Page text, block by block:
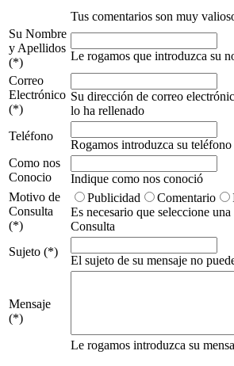
Tus comentarios son muy
Su Nombre
y Apellidos
(*)
Le rogamos que introduzca su
Correo
Electrónico
(*)
Su dirección de correo
lo ha rellenado
Teléfono
Rogamos introduzca su teléfono
Como nos
Conocio
Indique como nos conoció
Motivo de
Consulta
(*)
Publicidad Comentario
Es necesario que seleccione
Consulta
Sujeto (*)
El sujeto de su mensaje no
Mensaje
(*)
Le rogamos introduzca su